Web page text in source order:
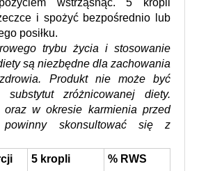
i spożyć bezpośrednio lub
posiłku.
trybu życia i stosowanie
są niezbędne dla zachowania
Produkt nie może być
substytut zróżnicowanej diety.
w okresie karmienia przed
powinny skonsultować się z
5 kropli % RWS